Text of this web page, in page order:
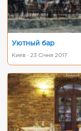
Уютный бар
Киев · 23 Січня 2017